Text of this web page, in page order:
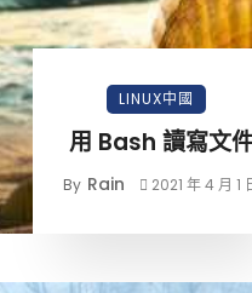
LINUX中國
用 Bash 讀寫文
By Rain 2021 年 4 月 1